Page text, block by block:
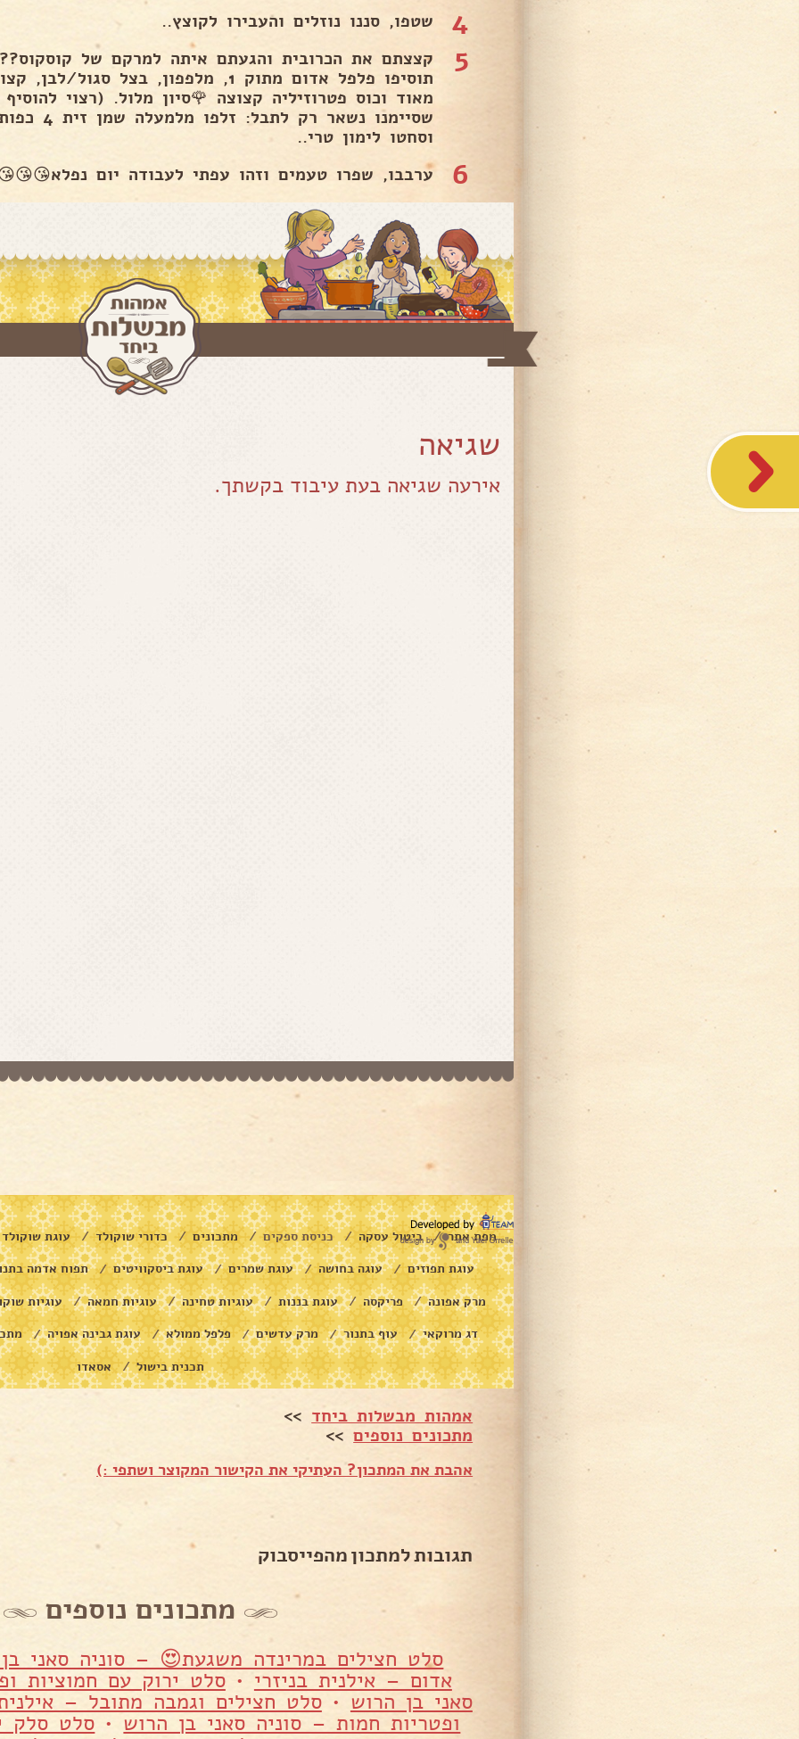
4 שטפו, סננו נוזלים והעבירו לקוצץ..
5
קצצתם את הכרובית והגעתם איתה למרקם של
תוסיפו פלפל אדום מתוק 1, מלפפון, בצל
מאוד וכוס פטרוזיליה קצוצה 🌹סיון מלול. (רצוי
שסיימנו
וסחטו לימון טרי..
6 ערבבו, שפרו טעמים וזהו עפתי לעבודה יום
שגיאה
אירעה שגיאה בעת עיבוד בקשתך.
מפת אתר / ביטול עסקה / כניסת ספקים / מתכונים / כדורי שוקולד /
עוגת שוקולד
עוגת תפוזים / עוגה בחושה / עוגת שמרים / עוגת ביסקוויטים /
תפוח אדמה
מרק אפונה / פריקסה / עוגת בננות / עוגיות טחינה / עוגיות חמאה /
עוגיות
דג מרוקאי / עוף בתנור / מרק עדשים / פלפל ממולא / עוגת גבינה אפויה /
תכנית בישול / אסאדו
אמהות מבשלות ביחד >>
מתכונים נוספים>>
אהבת את המתכון? העתיקי את הקישור המקוצר ושתפי :)
תגובות למתכון מהפייסבוק
מתכונים נוספים
סלט חצילים במרינדה משגעת😍 – סוניה סאני
אדום – אילנית בניזרי •סלט ירוק עם חמוציות
סאני בן הרוש •סלט חצילים וגמבה מתובל –
ופטריות חמות – סוניה סאני בן הרוש • סלט סלק